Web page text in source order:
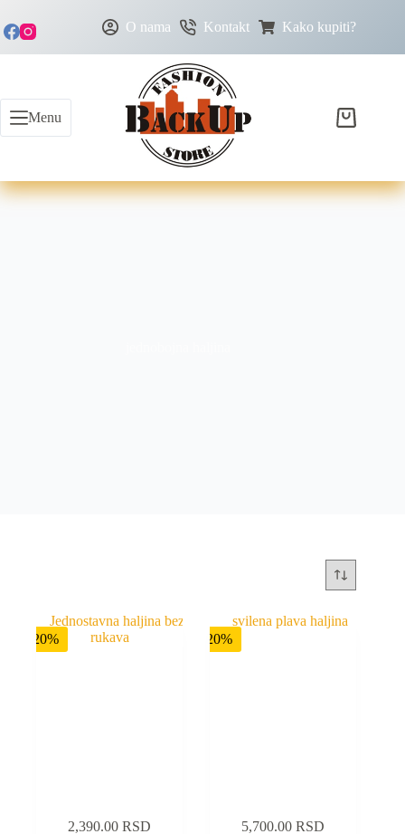
O nama Kontakt Kako kupiti?
Menu
-20%
2,390.00RSD
-20%
5,700.00RSD